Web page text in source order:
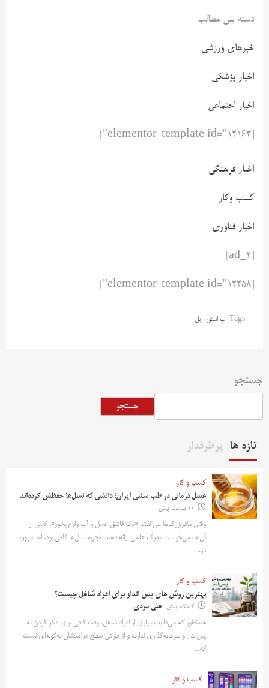
دسته بنی مطالب
خبرهای ورزشی
اخبار پزشکی
اخبار اجتماعی
اخبار فرهنگی
کسب وکار
اخبار فناوری
Tags: اپ استور، اپل
جستجو
جستجو
تازه ها پرطرفدار
کسب و کار
عسل درمانی در طب سنتی ایران؛ دانشی که نسل‌ها حفظش کرده‌اند
10 ساعت پیش
وقتی مادربزرگ‌ها می‌گفتند «یک قاشق عسل با آب ولرم بخور»، کسی از
آن‌ها نمی‌خواست مدرک علمی ارائه دهند. تجربه نسل‌ها کافی بود. اما امروز،
در...
کسب و کار
بهترین روش‌ های پس‌ انداز برای افراد شاغل چیست؟
2 هفته پیش
علی مردی
همانطور که می‌دانید بسیاری از افراد شاغل، وقت کافی برای فکر کردن به
پس‌انداز و سرمایه‌گذاری ندارند و از طرفی سطح درآمدشان به‌گونه‌ای نیست
که...
کسب و کار